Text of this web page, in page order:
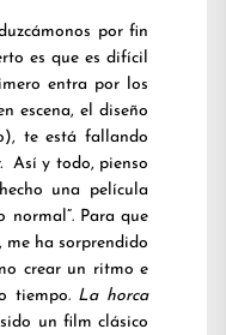
por fin
es que es difícil
entra por los
escena, el diseño
te está fallando
Así y todo, pienso
una película
normal”. Para que
me ha sorprendido
crear un ritmo e
tiempo. La horca
un film clásico